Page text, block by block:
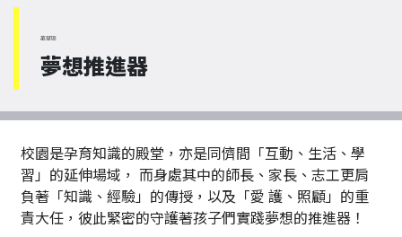
萬華區
夢想推進器
校園是孕育知識的殿堂，亦是同儕間「互動、生活、學
習」的延伸場域， 而身處其中的師長、家長、志工更肩
負著「知識、經驗」的傳授，以及「愛 護、照顧」的重
責大任，彼此緊密的守護著孩子們實踐夢想的推進器！